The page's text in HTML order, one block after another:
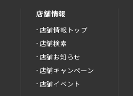
店舗情報
店舗情報トップ
店舗検索
店舗お知らせ
店舗キャンペーン
店舗イベント